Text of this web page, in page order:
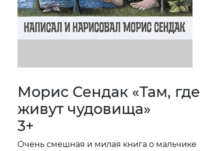
Морис Сендак «Там, где
живут чудовища»
3+
Очень смешная и милая книга о мальчике